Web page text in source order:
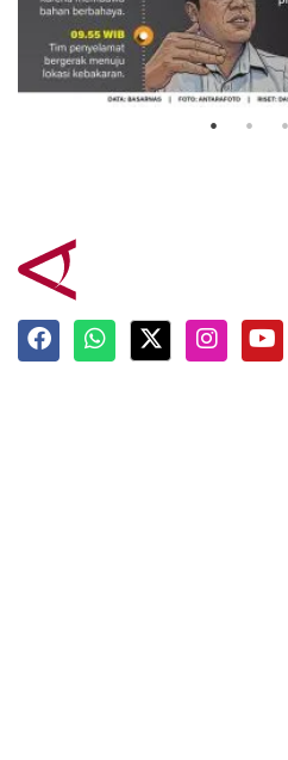
Evakuasi korban
Mutiara Sentosa 2
3 Agustus 2026